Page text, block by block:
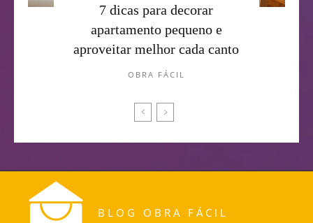
7 dicas para decorar
apartamento pequeno e
aproveitar melhor cada canto
OBRA FÁCIL
BLOG OBRA FÁCIL